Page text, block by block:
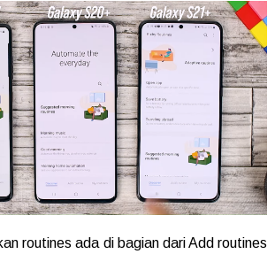
routines ada di bagian dari Add routines